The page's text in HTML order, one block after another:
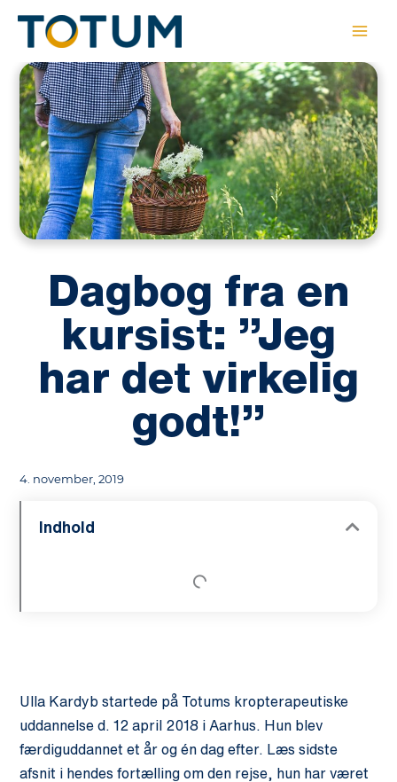
indholdet
Dagbog fra en
kursist: ”Jeg
har det virkelig
godt!”
4. november, 2019
Indhold
Ulla Kardyb startede på Totums kropterapeutiske
uddannelse d. 12 april 2018 i Aarhus. Hun blev
færdiguddannet et år og én dag efter. Læs sidste
afsnit i hendes fortælling om den rejse, hun har været